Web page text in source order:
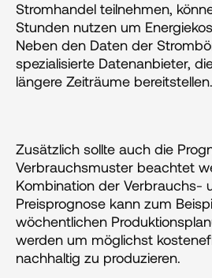
Stromhandel teilnehmen,
Stunden nutzen um
Neben den Daten der
spezialisierte Datenanbieter,
längere Zeiträume bereitstellen.
Zusätzlich sollte auch die
Verbrauchsmuster beachtet
Kombination der Verbrauchs-
Preisprognose kann zum
wöchentlichen
werden um möglichst
nachhaltig zu produzieren.